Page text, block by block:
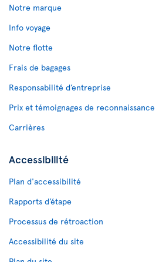
Notre marque
Info voyage
Notre flotte
Frais de bagages
Responsabilité d’entreprise
Prix et témoignages de reconnaissance
Carrières
Accessibilité
Plan d'accessibilité
Rapports d’étape
Processus de rétroaction
Accessibilité du site